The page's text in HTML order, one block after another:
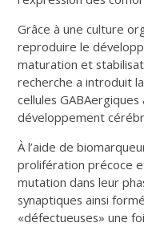
Grâce à une culture
reproduire le
maturation et
recherche a introduit
cellules
développement
À l’aide de
prolifération précoce
mutation dans leur
synaptiques ainsi
«défectueuses» une